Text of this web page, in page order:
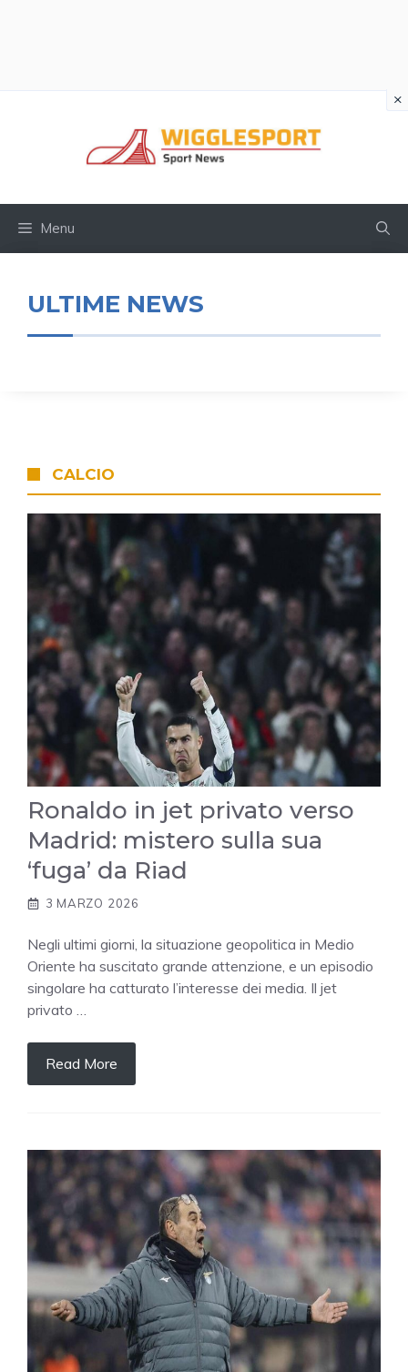
Menu
ULTIME NEWS
CALCIO
Ronaldo in jet privato verso
Madrid: mistero sulla sua
‘fuga’ da Riad
3 MARZO 2026
Negli ultimi giorni, la situazione geopolitica in Medio
Oriente ha suscitato grande attenzione, e un episodio
singolare ha catturato l’interesse dei media. Il jet
privato …
Read More
×